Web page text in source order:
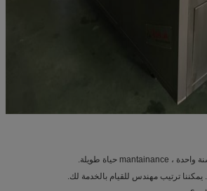
يمكننا ترتيب مهندس للقيام بالخدمة لك.